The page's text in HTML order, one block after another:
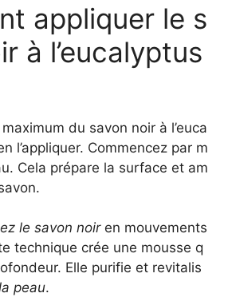
appliquer le s
à l’eucalyptus
du savon noir à l’euca
l’appliquer. Commencez par m
Cela prépare la surface et am
le savon noiren mouvements
technique crée une mousse q
Elle purifie et revitalis
peau.